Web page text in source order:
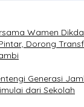
Wamen
Dorong
Generasi
dari Sekolah